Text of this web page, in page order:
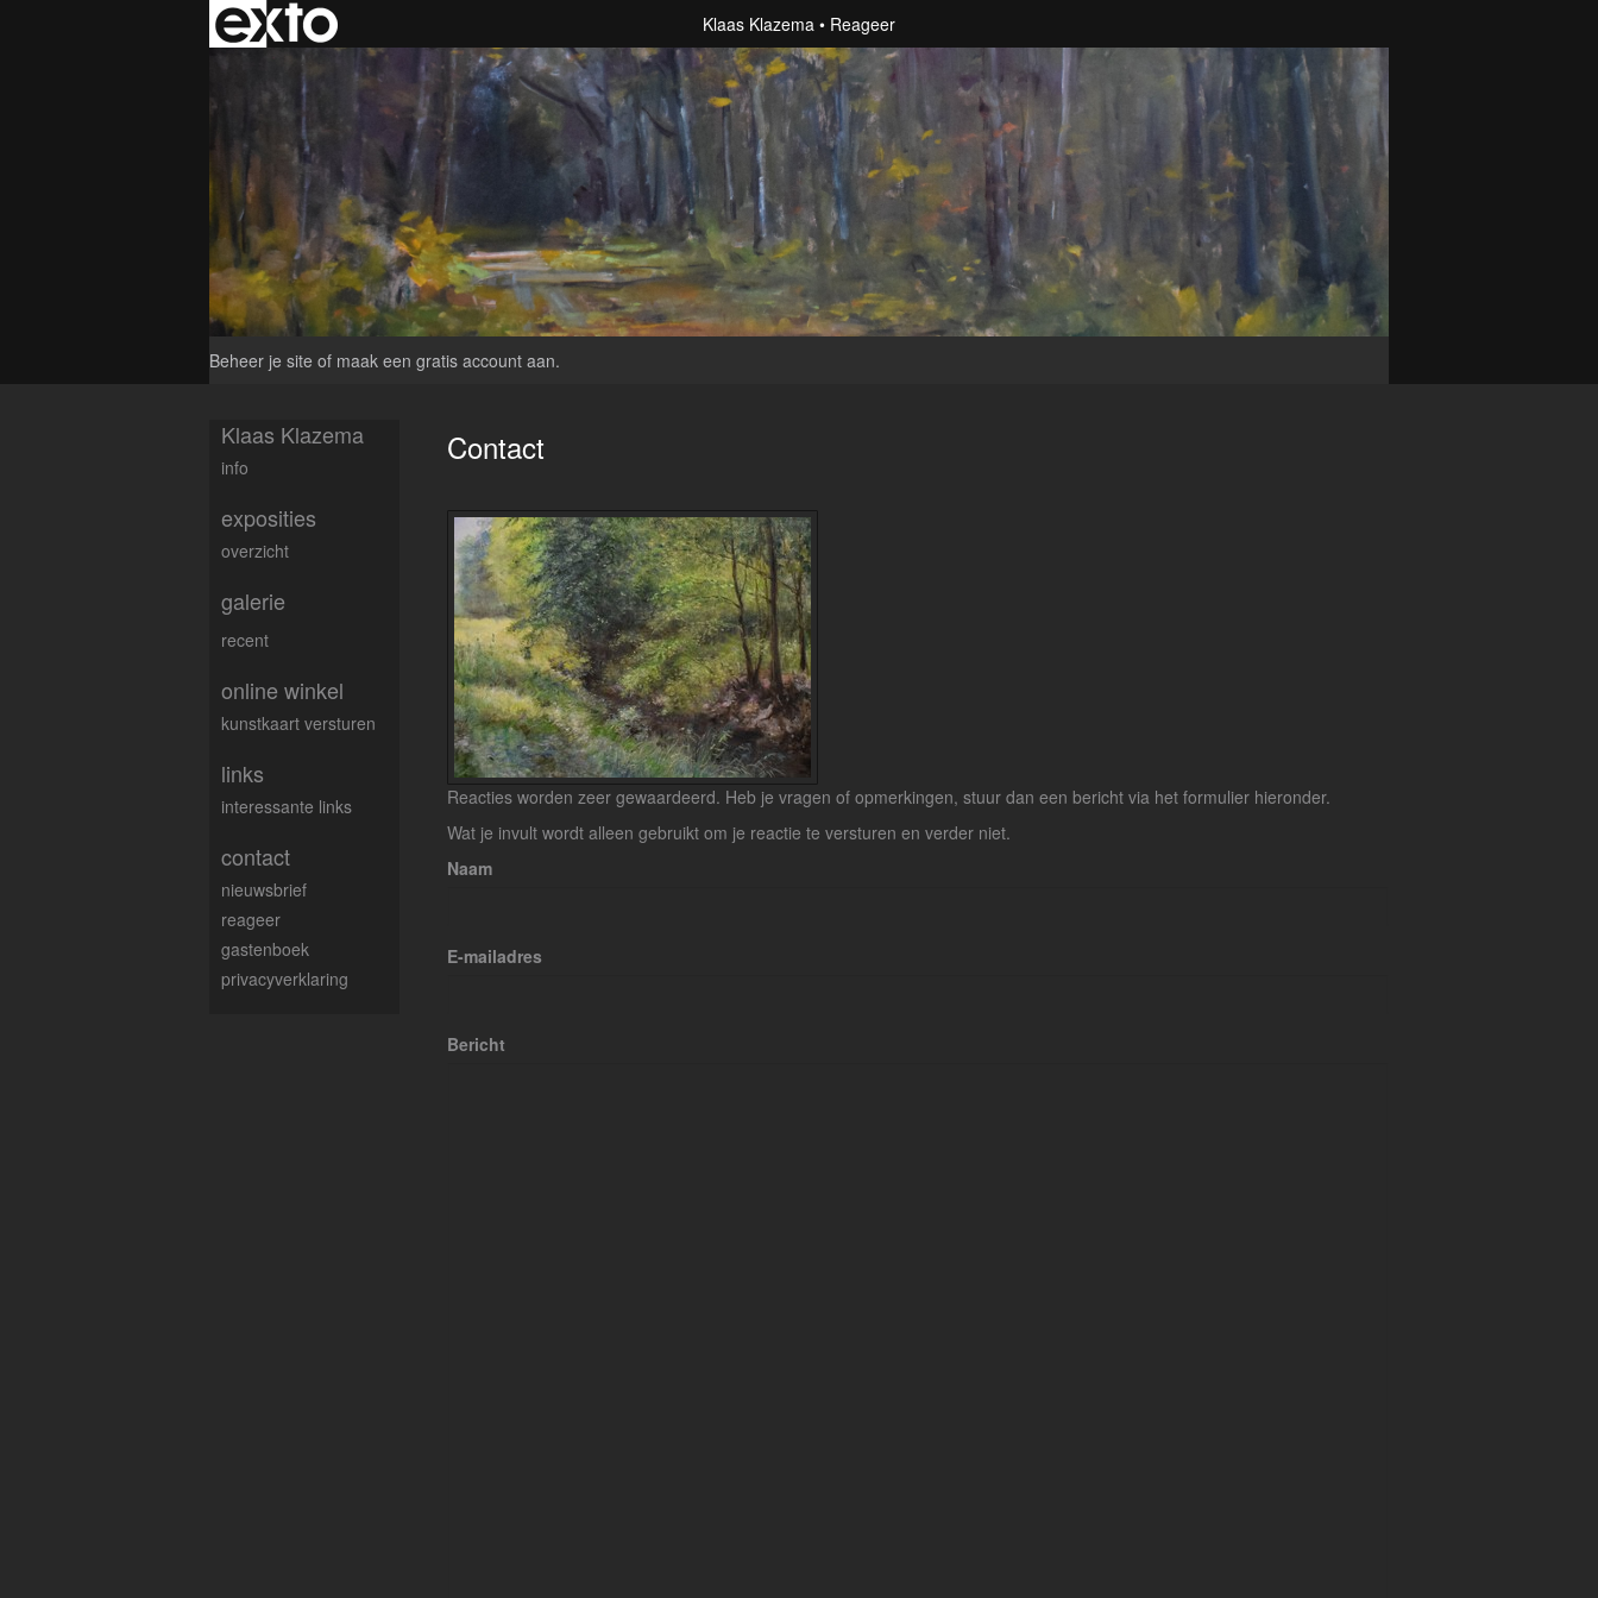
Klaas Klazema Reageer
Beheer je site of maak een gratis account aan.
Contact
Reacties worden zeer gewaardeerd. Heb je vragen of opmerkingen, stuur dan een bericht via het formulier hieronder.
Wat je invult wordt alleen gebruikt om je reactie te versturen en verder niet.
Naam
E-mailadres
Bericht
Klaas Klazema
info
exposities
overzicht
galerie
recent
online winkel
kunstkaart versturen
links
interessante links
contact
nieuwsbrief
reageer
gastenboek
privacyverklaring